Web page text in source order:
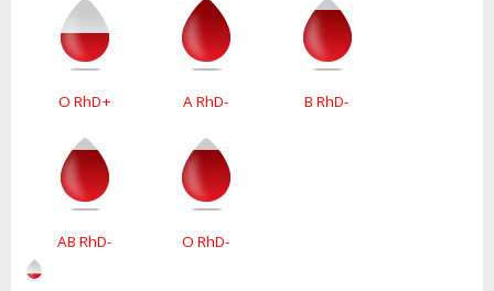
O RhD+ A RhD- B RhD-
AB RhD- O RhD-